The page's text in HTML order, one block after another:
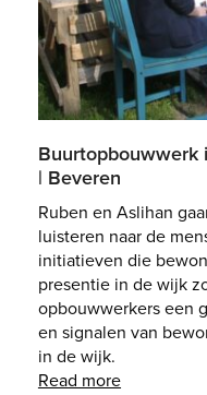
Buurtopbouwwerk
| Beveren
Ruben en Aslihan
luisteren naar de
initiatieven die
presentie in de wijk
opbouwwerkers een
en signalen van
in de wijk.
Read more